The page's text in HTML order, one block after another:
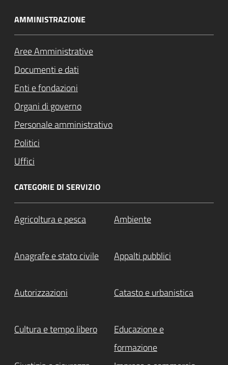
AMMINISTRAZIONE
Aree Amministrative
Documenti e dati
Enti e fondazioni
Organi di governo
Personale amministrativo
Politici
Uffici
CATEGORIE DI SERVIZIO
Agricoltura e pesca Ambiente
Anagrafe e stato civile Appalti pubblici
Autorizzazioni Catasto e urbanistica
Cultura e tempo libero
Educazione e
formazione